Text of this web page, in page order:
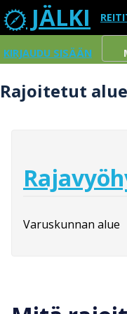
JÄLKI
KIRJAUDU SISÄÄN
Rajoitetut
Varuskunnan alue